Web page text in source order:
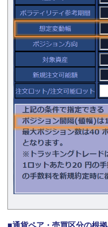
■通貨ペア・売買区分の根拠